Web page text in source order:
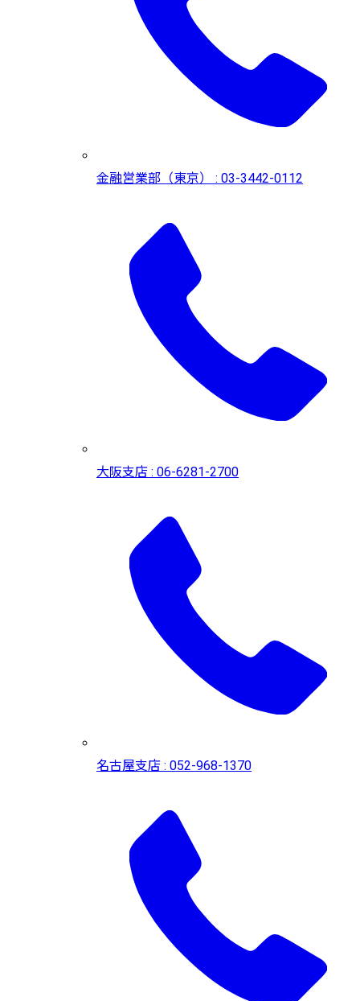
金融営業部（東京） : 03-3442-0112
大阪支店 : 06-6281-2700
名古屋支店 : 052-968-1370